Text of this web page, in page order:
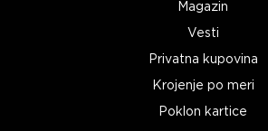
Magazin
Vesti
Privatna kupovina
Krojenje po meri
Poklon kartice